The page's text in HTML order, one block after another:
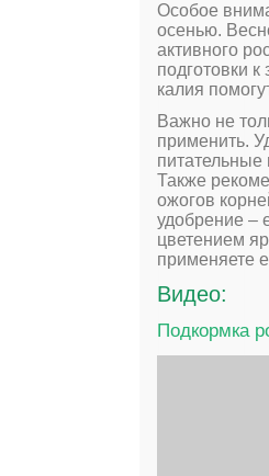
Особое
осенью.
активного
подготовки
калия
Важно не
применить.
Также
ожогов
удобрение –
цветением
применяете
Видео:
Подкормка